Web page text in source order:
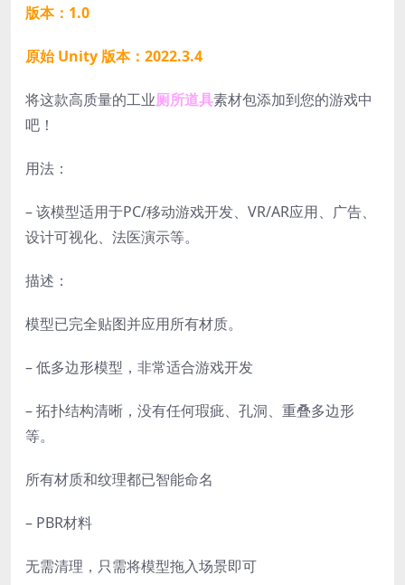
版本：1.0
原始 Unity 版本：2022.3.4
将这款高质量的工业厕所道具素材包添加到您的游戏中
吧！
用法：
– 该模型适用于PC/移动游戏开发、VR/AR应用、广告、
设计可视化、法医演示等。
描述：
模型已完全贴图并应用所有材质。
– 低多边形模型，非常适合游戏开发
– 拓扑结构清晰，没有任何瑕疵、孔洞、重叠多边形
等。
所有材质和纹理都已智能命名
– PBR材料
无需清理，只需将模型拖入场景即可